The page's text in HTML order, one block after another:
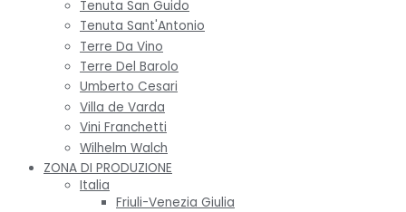
Tenuta San Guido
Tenuta Sant'Antonio
Terre Da Vino
Terre Del Barolo
Umberto Cesari
Villa de Varda
Vini Franchetti
Wilhelm Walch
ZONA DI PRODUZIONE
Italia
Friuli-Venezia Giulia